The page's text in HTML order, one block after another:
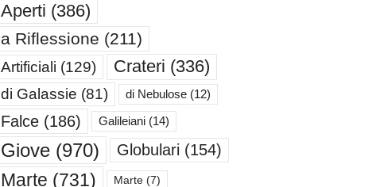
Aperti (386)
a Riflessione (211)
Artificiali (129) Crateri (336)
di Galassie (81) di Nebulose(12)
Falce(186) Galileiani(14)
Giove(970) Globulari (154)
Marte (731) Marte(7)